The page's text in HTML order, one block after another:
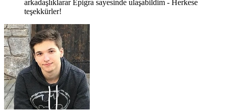
arkadaşlıklarar Epigra sayesinde ulaşabildim - Herkese
teşekkürler!